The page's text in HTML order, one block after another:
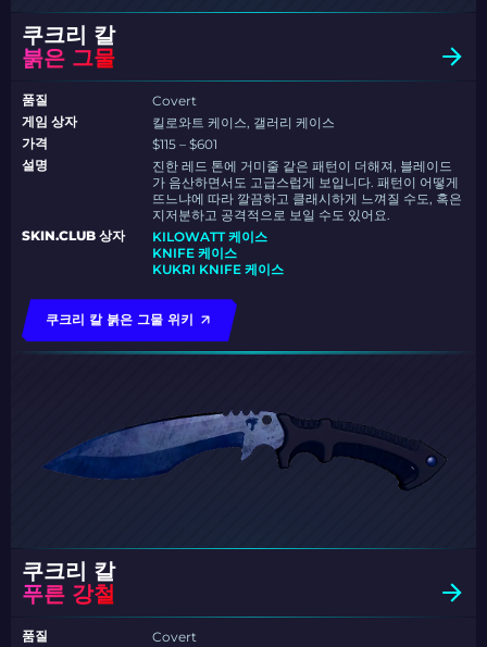
쿠크리 칼
붉은 그물
품질
Covert
게임 상자
킬로와트 케이스, 갤러리 케이스
가격
$115 – $601
설명
진한 레드 톤에 거미줄 같은 패턴이 더해져, 블레이드
가 음산하면서도 고급스럽게 보입니다. 패턴이 어떻게
뜨느냐에 따라 깔끔하고 클래시하게 느껴질 수도, 혹은
지저분하고 공격적으로 보일 수도 있어요.
SKIN.CLUB 상자
KILOWATT 케이스
KNIFE 케이스
KUKRI KNIFE 케이스
쿠크리 칼 붉은 그물 위키
쿠크리 칼
푸른 강철
품질
Covert